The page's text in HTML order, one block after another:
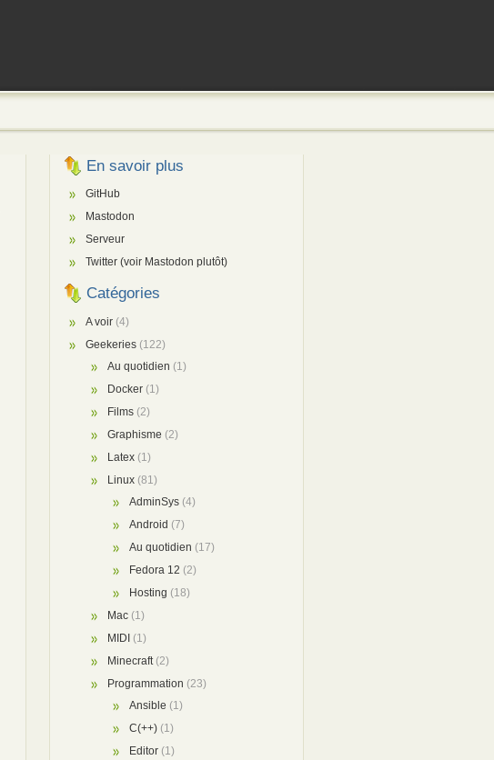
En savoir plus
GitHub
Mastodon
Serveur
Twitter (voir Mastodon plutôt)
Catégories
A voir (4)
Geekeries (122)
Au quotidien (1)
Docker (1)
Films (2)
Graphisme (2)
Latex (1)
Linux (81)
AdminSys (4)
Android (7)
Au quotidien (17)
Fedora 12 (2)
Hosting (18)
Mac (1)
MIDI (1)
Minecraft (2)
Programmation (23)
Ansible (1)
C(++) (1)
Editor (1)